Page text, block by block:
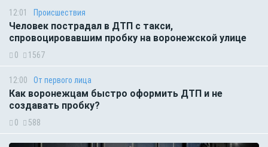
12:01 Происшествия
Человек пострадал в ДТП с такси,
спровоцировавшим пробку на воронежской улице
0 1567
12:00 От первого лица
Как воронежцам быстро оформить ДТП и не
создавать пробку?
0 588